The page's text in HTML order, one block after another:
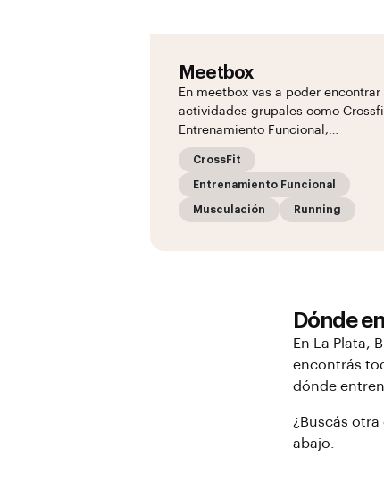
Meetbox
En meetbox vas a poder encontrar
actividades grupales como
Entrenamiento Funcional,…
CrossFit
Entrenamiento Funcional
Musculación Running
Dónde
En La Plata,
encontrás
dónde
¿Buscás otra
abajo.